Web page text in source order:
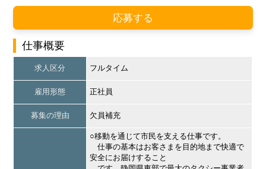
応募する
仕事概要
求人区分 フルタイム
雇用形態 正社員
募集の理由 欠員補充
○移動を通じて市民を支える仕事です。
仕事の基本はお客さまを目的地まで快適で
安全にお届けすること